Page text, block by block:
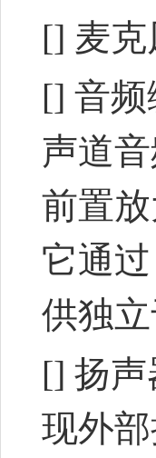
[] 麦
[] 音频
声道
前置
它通
供独
[] 扬
现外